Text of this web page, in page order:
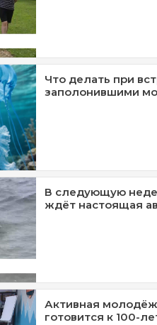
Что делать при
заполонившими
В следующую
ждёт настоящая
Активная
готовится к 100-